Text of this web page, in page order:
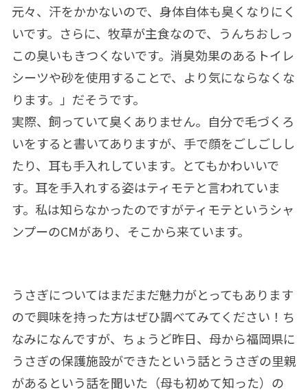
元々、汗をかかないので、身体自体も臭くなりにく
いです。さらに、牧草が主食なので、うんちおしっ
この臭いもきつくないです。消臭効果のあるトイレ
シーツや砂を使用することで、より気にならなくな
ります。」だそうです。
実際、飼っていて臭くありません。自分で毛づくろ
いをすると書いてありますが、手で顔をごしごしし
たり、耳も手入れしています。とてもかわいいで
す。耳を手入れする姿はティモテと言われていま
す。私は知らなかったのですがティモテというシャ
ンプーのCMがあり、そこから来ています。
うさぎについてはまだまだ魅力がとってもあります
ので興味を持った方はぜひ調べてみてください！ち
なみになんですが、ちょうど昨日、母から福岡県に
うさぎの保護施設ができたという話とうさぎの里親
があるという話を聞いた（母も初めて知った）の